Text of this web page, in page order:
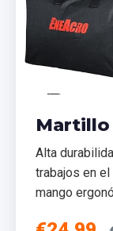
Alta
trabajos en el
mango